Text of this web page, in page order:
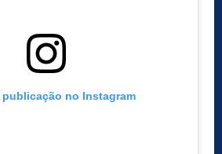
publicação no Instagram